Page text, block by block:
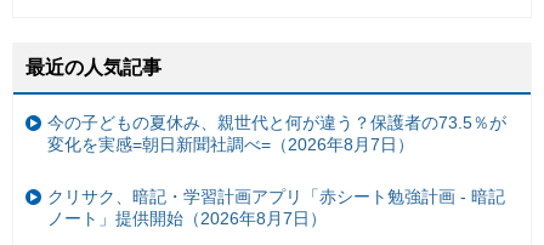
最近の人気記事
今の子どもの夏休み、親世代と何が違う？保護者の73.5％が
変化を実感=朝日新聞社調べ=（2026年8月7日）
クリサク、暗記・学習計画アプリ「赤シート勉強計画 - 暗記
ノート」提供開始（2026年8月7日）